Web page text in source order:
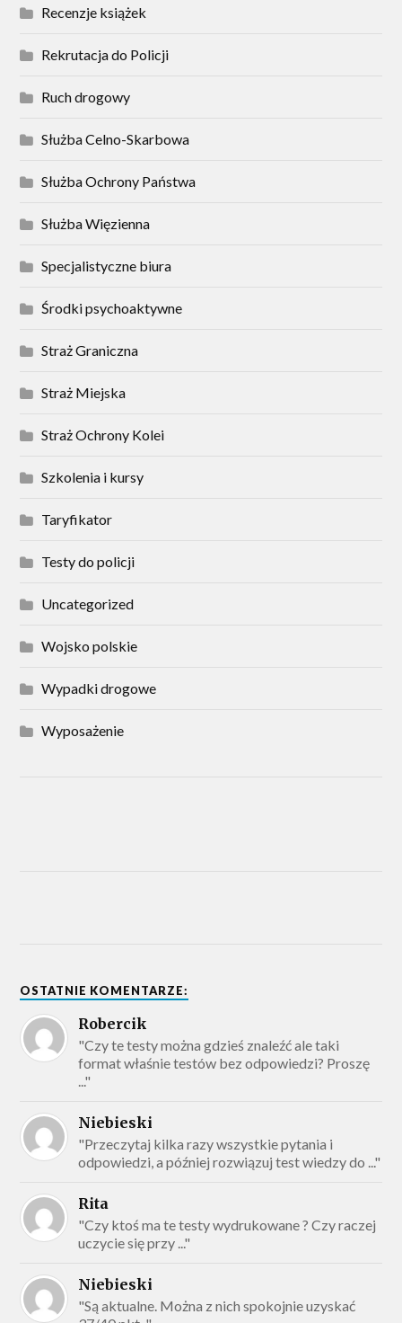
Recenzje książek
Rekrutacja do Policji
Ruch drogowy
Służba Celno-Skarbowa
Służba Ochrony Państwa
Służba Więzienna
Specjalistyczne biura
Środki psychoaktywne
Straż Graniczna
Straż Miejska
Straż Ochrony Kolei
Szkolenia i kursy
Taryfikator
Testy do policji
Uncategorized
Wojsko polskie
Wypadki drogowe
Wyposażenie
OSTATNIE KOMENTARZE:
Robercik
"Czy te testy można gdzieś znaleźć ale taki
format właśnie testów bez odpowiedzi? Proszę
..."
Niebieski
"Przeczytaj kilka razy wszystkie pytania i
odpowiedzi, a później rozwiązuj test wiedzy do ..."
Rita
"Czy ktoś ma te testy wydrukowane ? Czy raczej
uczycie się przy ..."
Niebieski
"Są aktualne. Można z nich spokojnie uzyskać